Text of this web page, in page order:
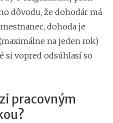
dôvodu, že dohodár má
dohoda je
na jeden rok)
si vopred odsúhlasí so
pracovným